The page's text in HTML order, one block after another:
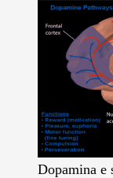
Dopamina e